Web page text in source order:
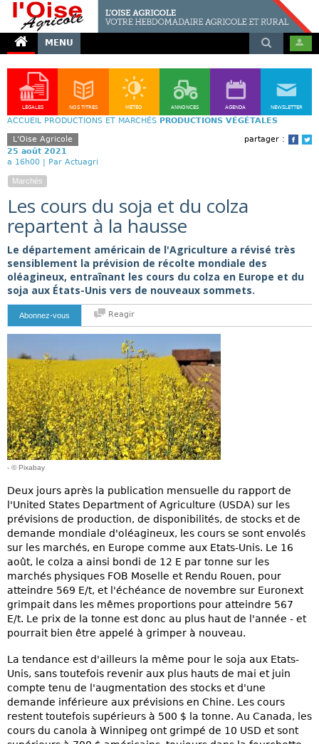
MENU
LÉGALES NOS TITRES MÉTÉO ANNONCES AGENDA NEWSLETTER
ACCUEIL PRODUCTIONS ET MARCHÉS PRODUCTIONS VÉGÉTALES
partager :
L'Oise Agricole
25 août 2021
a 16h00 | Par Actuagri
Marchés
Les cours du soja et du colza
repartent à la hausse
Le département américain de l'Agriculture a révisé très
sensiblement la prévision de récolte mondiale des
oléagineux, entraînant les cours du colza en Europe et du
soja aux États-Unis vers de nouveaux sommets.
Abonnez-vous Reagir
- © Pixabay
Deux jours après la publication mensuelle du rapport de
l'United States Department of Agriculture (USDA) sur les
prévisions de production, de disponibilités, de stocks et de
demande mondiale d'oléagineux, les cours se sont envolés
sur les marchés, en Europe comme aux Etats-Unis. Le 16
août, le colza a ainsi bondi de 12 E par tonne sur les
marchés physiques FOB Moselle et Rendu Rouen, pour
atteindre 569 E/t, et l'échéance de novembre sur Euronext
grimpait dans les mêmes proportions pour atteindre 567
E/t. Le prix de la tonne est donc au plus haut de l'année - et
pourrait bien être appelé à grimper à nouveau.
La tendance est d'ailleurs la même pour le soja aux Etats-
Unis, sans toutefois revenir aux plus hauts de mai et juin
compte tenu de l'augmentation des stocks et d'une
demande inférieure aux prévisions en Chine. Les cours
restent toutefois supérieurs à 500 $ la tonne. Au Canada, les
cours du canola à Winnipeg ont grimpé de 10 USD et sont